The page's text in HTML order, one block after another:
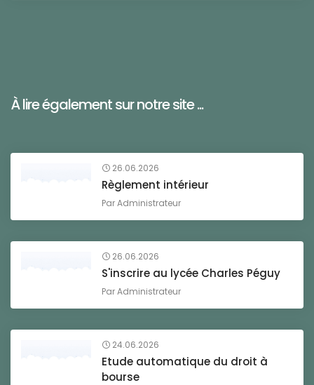
À lire également sur notre site ...
26.06.2026
Règlement intérieur
ParAdministrateur
26.06.2026
S'inscrire au lycée Charles Péguy
ParAdministrateur
24.06.2026
Etude automatique du droit à
bourse